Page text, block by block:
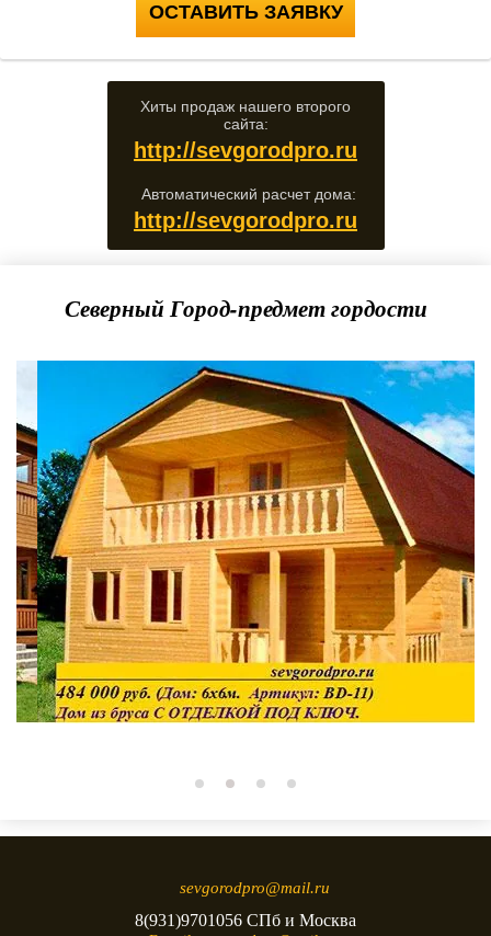
ОСТАВИТЬ ЗАЯВКУ
Хиты продаж нашего второго
сайта:
http://sevgorodpro.ru
Автоматический расчет дома:
http://sevgorodpro.ru
Северный Город-предмет гордости
sevgorodpro@mail.ru
8(931)9701056 СПб и Москва